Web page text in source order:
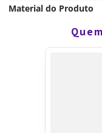
Material do Produto